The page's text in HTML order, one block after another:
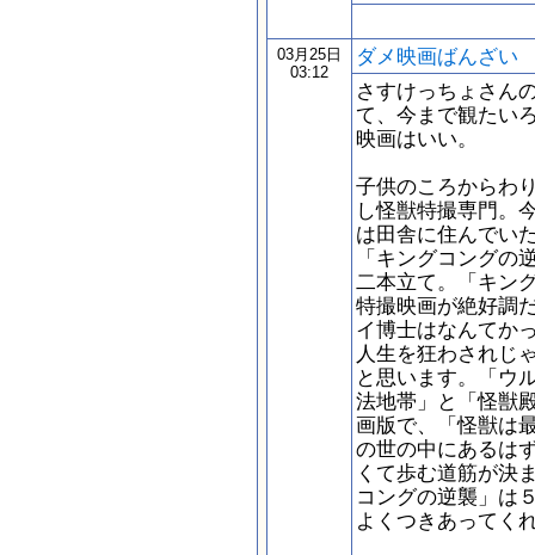
03月25日
03:12
ダメ映画ばんざい
さすけっちょさん
て、今まで観たい
映画はいい。
子供のころからわ
し怪獣特撮専門。
は田舎に住んでい
「キングコングの
二本立て。「キン
特撮映画が絶好調
イ博士はなんてか
人生を狂わされじ
と思います。「ウ
法地帯」と「怪獣
画版で、「怪獣は
の世の中にあるは
くて歩む道筋が決
コングの逆襲」は
よくつきあってく